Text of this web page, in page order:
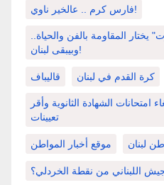
فارس كرم .. عالخير ناوي!
يختار المقاومة بالفن والحياة..
وبيبقى لبنان!
قاليباف كرة القدم في لبنان
امتحانات الشهادة الثانوية وأقر
تعيينات
موقع أخبار المواطن لبنان
اللبناني من نقطة الخردلي؟